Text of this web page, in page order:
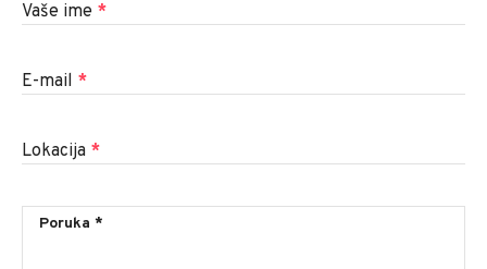
Vaše ime *
E-mail *
Lokacija *